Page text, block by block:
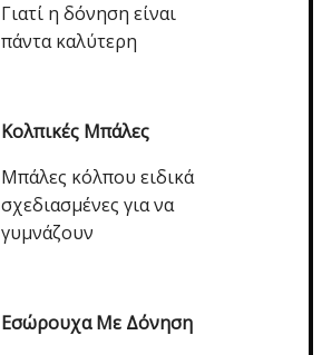
Γιατί η δόνηση είναι
πάντα καλύτερη
Κολπικές Μπάλες
Μπάλες κόλπου ειδικά
σχεδιασμένες για να
γυμνάζουν
Εσώρουχα Με Δόνηση